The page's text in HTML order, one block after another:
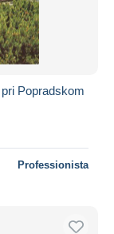
Popradskom
Professionista